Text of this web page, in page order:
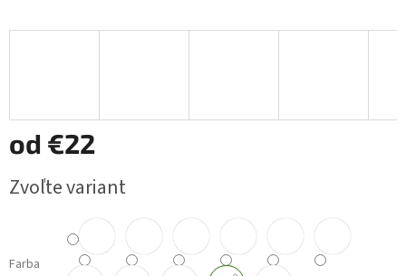
od €22
cena:
Zvoľte variant
Farba